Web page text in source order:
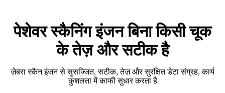
पेशेवर स्कैनिंग इंजन बिना किसी चूक
के तेज़ और सटीक है
ज़ेबरा स्कैन इंजन से सुसज्जित, सटीक, तेज़ और सुरक्षित डेटा संग्रह, कार्य
कुशलता में काफी सुधार करता है